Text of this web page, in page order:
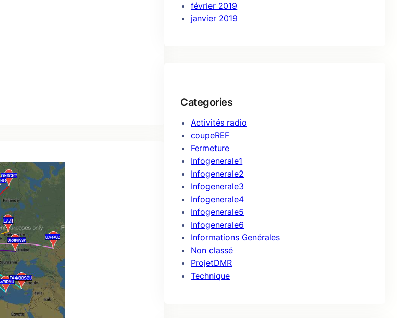
février 2019
janvier 2019
Categories
Activités radio
coupeREF
Fermeture
Infogenerale1
Infogenerale2
Infogenerale3
Infogenerale4
Infogenerale5
Infogenerale6
Informations Genérales
Non classé
ProjetDMR
Technique